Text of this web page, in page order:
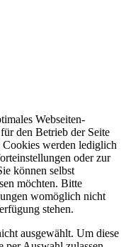
Webseiten-
den Betrieb der Seite
werden lediglich
oder zur
können selbst
möchten. Bitte
womöglich nicht
stehen.
ausgewählt. Um diese